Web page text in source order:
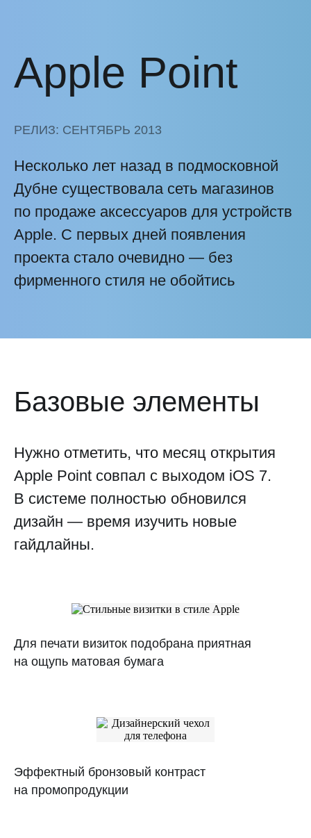
Apple Point
РЕЛИЗ: СЕНТЯБРЬ 2013
Несколько лет назад в подмосковной
Дубне существовала сеть магазинов
по продаже аксессуаров для устройств
Apple. С первых дней появления
проекта стало очевидно — без
фирменного стиля не обойтись
Базовые элементы
Нужно отметить, что месяц открытия
Apple Point совпал с выходом iOS 7.
В системе полностью обновился
дизайн — время изучить новые
гайдлайны.
Для печати визиток подобрана приятная
на ощупь матовая бумага
Эффектный бронзовый контраст
на промопродукции